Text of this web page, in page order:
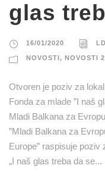
glas
16/01/2020
NOVOSTI , NOVOSTI
Otvoren je poziv za
Fonda za mlade ”I naš
Mladi Balkana za
”Mladi Balkana za
Europe” raspisuje
„I naš glas treba da se...